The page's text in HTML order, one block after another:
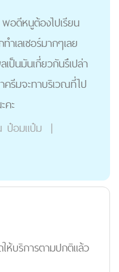
อดีหนูต้องไปเรียน
เลเซอร์มากๆเลย
ป็นมันเกี่ยวกันรึเปล่า
ครีมจะทาบริเวณที่ไป
คะ
ป๋อมแป๋ม |
ห้บริการตามปกติแล้ว